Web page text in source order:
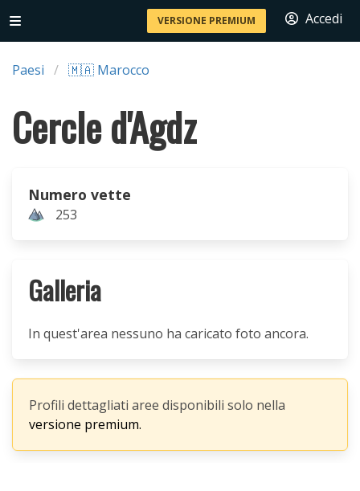
VERSIONE PREMIUM Accedi
Paesi 🇲🇦 Marocco
Cercle d'Agdz
Numero vette
253
Galleria
In quest'area nessuno ha caricato foto ancora.
Profili dettagliati aree disponibili solo nella
versione premium.